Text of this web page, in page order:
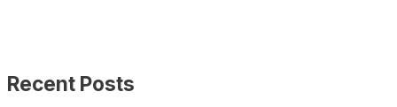
Recent Posts